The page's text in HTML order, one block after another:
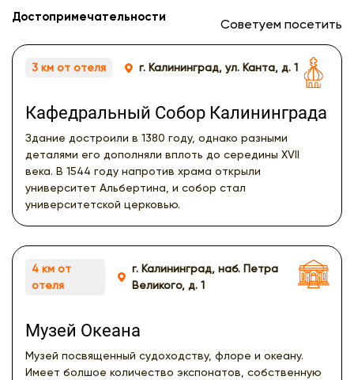
Достопримечательности Советуем посетить
3 км от отеля г. Калининград, ул. Канта, д. 1
Кафедральный Собор Калининграда
Здание достроили в 1380 году, однако разными
деталями его дополняли вплоть до середины XVII
века. В 1544 году напротив храма открыли
университет Альбертина, и собор стал
университетской церковью.
4 км от
отеля
г. Калининград, наб. Петра
Великого, д. 1
Музей Океана
Музей посвященный судоходству, флоре и океану.
Имеет болшое количество экспонатов, собственную